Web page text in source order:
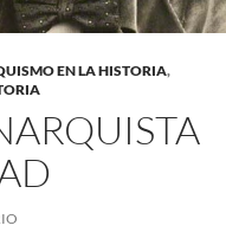
EN LA HISTORIA,